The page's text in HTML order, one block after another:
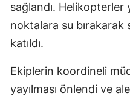
sağlandı. Helikopterler
noktalara su bırakarak
katıldı.
Ekiplerin koordineli
yayılması önlendi ve